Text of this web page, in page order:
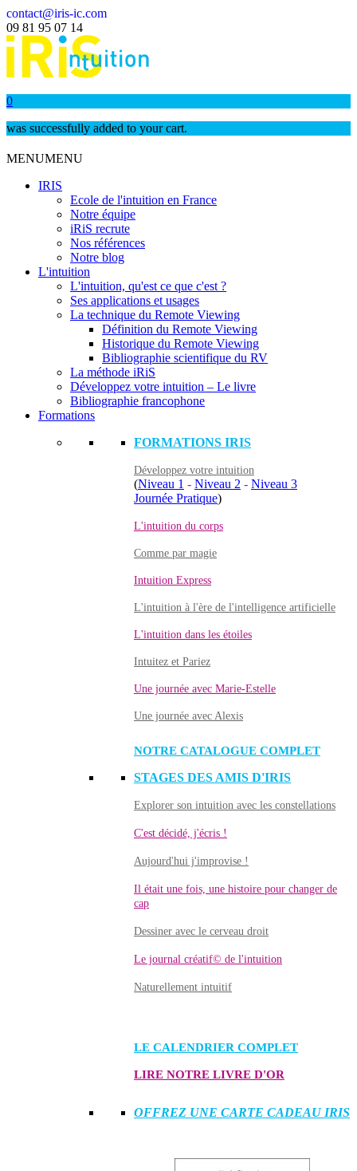
contact@iris-ic.com
09 81 95 07 14
0
was successfully added to your cart.
MENUMENU
IRIS
Ecole de l'intuition en France
Notre équipe
iRiS recrute
Nos références
Notre blog
L'intuition
L'intuition, qu'est ce que c'est ?
Ses applications et usages
La technique du Remote Viewing
Définition du Remote Viewing
Historique du Remote Viewing
Bibliographie scientifique du RV
La méthode iRiS
Développez votre intuition – Le livre
Bibliographie francophone
Formations
FORMATIONS IRIS
Développez votre intuition
(Niveau 1 - Niveau 2 - Niveau 3
Journée Pratique)
L'intuition du corps
Comme par magie
Intuition Express
L'intuition à l'ère de l'intelligence artificielle
L'intuition dans les étoiles
Intuitez et Pariez
Une journée avec Marie-Estelle
Une journée avec Alexis
NOTRE CATALOGUE COMPLET
STAGES DES AMIS D'IRIS
Explorer son intuition avec les constellations
C'est décidé, j'écris !
Aujourd'hui j'improvise !
Il était une fois, une histoire pour changer de
cap
Dessiner avec le cerveau droit
Le journal créatif© de l'intuition
Naturellement intuitif
LE CALENDRIER COMPLET
LIRE NOTRE LIVRE D'OR
OFFREZ UNE CARTE CADEAU IRIS